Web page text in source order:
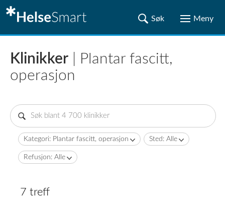
Klinikker | Plantar fascitt,
operasjon
Kategori: Plantar fascitt, operasjon Sted: Alle
Refusjon: Alle
7 treff